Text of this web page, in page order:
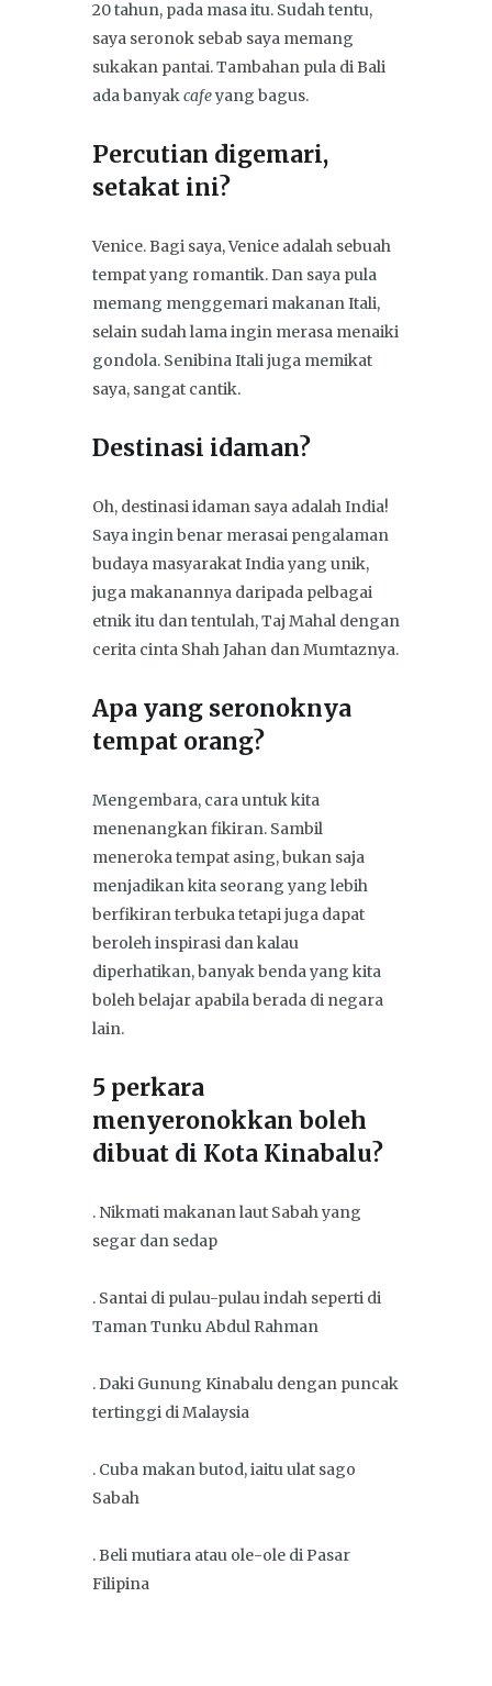
20 tahun, pada masa itu. Sudah tentu,
saya seronok sebab saya memang
sukakan pantai. Tambahan pula di Bali
ada banyakcafeyang bagus.
Percutian digemari,
setakat ini?
Venice. Bagi saya, Venice adalah sebuah
tempat yang romantik. Dan saya pula
memang menggemari makanan Itali,
selain sudah lama ingin merasa menaiki
gondola. Senibina Itali juga memikat
saya, sangat cantik.
Destinasi idaman?
Oh, destinasi idaman saya adalah India!
Saya ingin benar merasai pengalaman
budaya masyarakat India yang unik,
juga makanannya daripada pelbagai
etnik itu dan tentulah, Taj Mahal dengan
cerita cinta Shah Jahan dan Mumtaznya.
Apa yang seronoknya
tempat orang?
Mengembara, cara untuk kita
menenangkan fikiran. Sambil
meneroka tempat asing, bukan saja
menjadikan kita seorang yang lebih
berfikiran terbuka tetapi juga dapat
beroleh inspirasi dan kalau
diperhatikan, banyak benda yang kita
boleh belajar apabila berada di negara
lain.
5 perkara
menyeronokkan boleh
dibuat di Kota Kinabalu?
. Nikmati makanan laut Sabah yang
segar dan sedap
. Santai di pulau-pulau indah seperti di
Taman Tunku Abdul Rahman
. Daki Gunung Kinabalu dengan puncak
tertinggi di Malaysia
. Cuba makan butod, iaitu ulat sago
Sabah
. Beli mutiara atau ole-ole di Pasar
Filipina